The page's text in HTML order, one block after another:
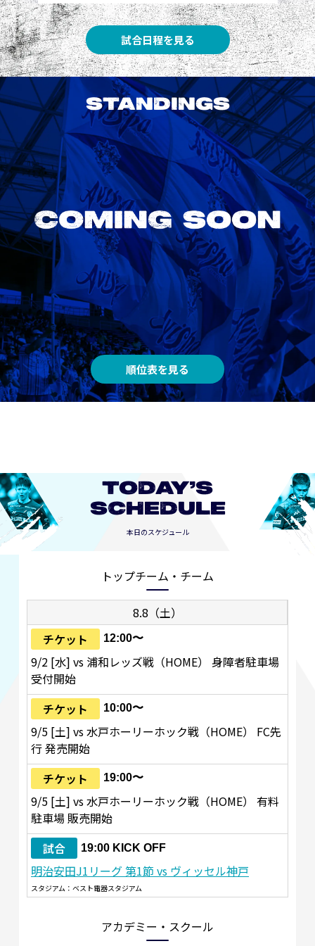
試合日程を見る
STANDINGS
順位表を見る
TODAY’S
SCHEDULE
本日のスケジュール
トップチーム・チーム
8.8（土）
チケット
12:00〜
9/2 [水] vs 浦和レッズ戦（HOME） 身障者駐車場
受付開始
チケット
10:00〜
9/5 [土] vs 水戸ホーリーホック戦（HOME） FC先
行 発売開始
チケット
19:00〜
9/5 [土] vs 水戸ホーリーホック戦（HOME） 有料
駐車場 販売開始
試合
19:00 KICK OFF
明治安田J1リーグ 第1節 vs ヴィッセル神戸
スタジアム：ベスト電器スタジアム
アカデミー・スクール